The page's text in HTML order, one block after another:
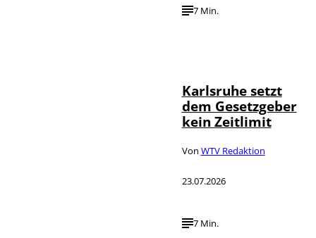
7 Min.
Karlsruhe setzt
dem Gesetzgeber
kein Zeitlimit
Von WTV Redaktion
23.07.2026
7 Min.